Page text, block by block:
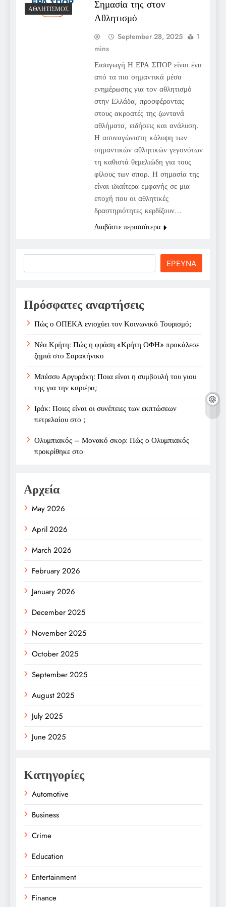
ΑΘΛΗΤΙΣΜΌΣ
Σημασία της στον
Αθλητισμό
September 28, 2025
1
mins
Εισαγωγή Η ΕΡΑ ΣΠΟΡ είναι ένα
από τα πιο σημαντικά μέσα
ενημέρωσης για τον αθλητισμό
στην Ελλάδα, προσφέροντας
στους ακροατές της ζωντανά
αθλήματα, ειδήσεις και ανάλυση.
Η ασυναγώνιστη κάλυψη των
σημαντικών αθλητικών γεγονότων
τη καθιστά θεμελιώδη για τους
φίλους των σπορ. Η σημασία της
είναι ιδιαίτερα εμφανής σε μια
εποχή που οι αθλητικές
δραστηριότητες κερδίζουν…
Διαβάστε περισσότερα
ΕΡΕΥΝΑ
Πρόσφατες αναρτήσεις
Πώς ο ΟΠΕΚΑ ενισχύει τον Κοινωνικό Τουρισμό;
Νέα Κρήτη: Πώς η φράση «Κρήτη ΟΦΗ» προκάλεσε
ζημιά στο Σαρακήνικο
Μπέσσυ Αργυράκη: Ποια είναι η συμβουλή του γιου
της για την καριέρα;
Ιράκ: Ποιες είναι οι συνέπειες των εκπτώσεων
πετρελαίου στο ;
Ολυμπιακός – Μονακό σκορ: Πώς ο Ολυμπιακός
προκρίθηκε στο
Αρχεία
May 2026
April 2026
March 2026
February 2026
January 2026
December 2025
November 2025
October 2025
September 2025
August 2025
July 2025
June 2025
Κατηγορίες
Automotive
Business
Crime
Education
Entertainment
Finance